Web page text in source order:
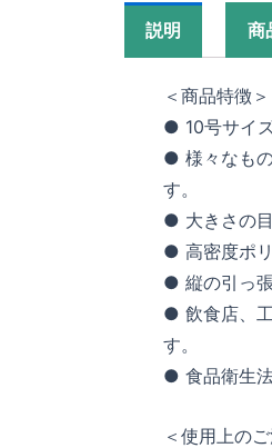
説明 商
＜商品特徴＞
● 10号サイ
● 様々なも
す。
● 大きさの
● 高密度ポ
● 縦の引っ
● 飲食店、
す。
● 食品衛生法
＜使用上の